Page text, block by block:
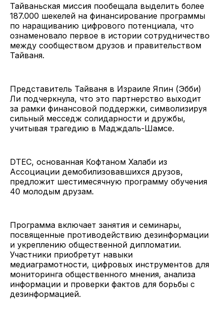
Тайваньская миссия пообещала выделить более
187.000 шекелей на финансирование программы
по наращиванию цифрового потенциала, что
ознаменовало первое в истории сотрудничество
между сообществом друзов и правительством
Тайваня.
Представитель Тайваня в Израиле Япин (Эбби)
Ли подчеркнула, что это партнерство выходит
за рамки финансовой поддержки, символизируя
сильный месседж солидарности и дружбы,
учитывая трагедию в Мадждаль-Шамсе.
DTEC, основанная Кофтаном Халаби из
Ассоциации демобилизовавшихся друзов,
предложит шестимесячную программу обучения
40 молодым друзам.
Программа включает занятия и семинары,
посвященные противодействию дезинформации
и укреплению общественной дипломатии.
Участники приобретут навыки
медиаграмотности, цифровых инструментов для
мониторинга общественного мнения, анализа
информации и проверки фактов для борьбы с
дезинформацией.